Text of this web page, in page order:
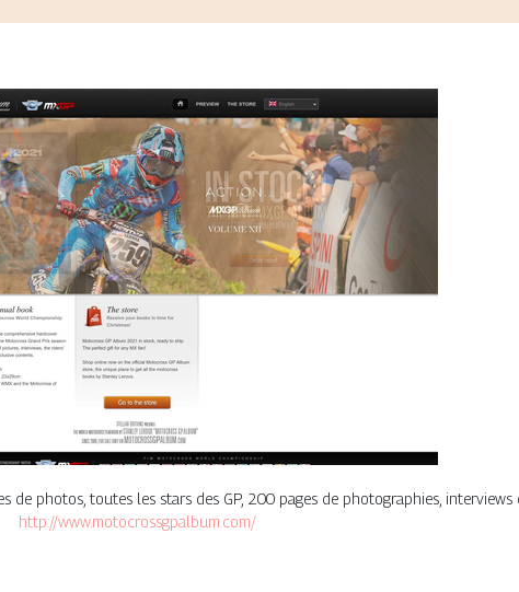
de photos, toutes les stars des GP, 200 pages de photographies,
http://www.motocrossgpalbum.com/